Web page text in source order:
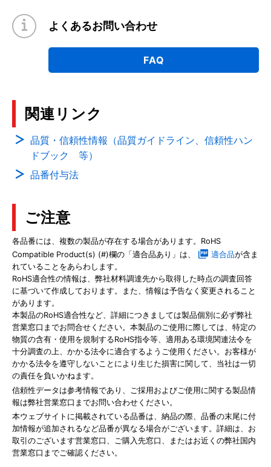
よくあるお問い合わせ
FAQ
関連リンク
品質・信頼性情報（品質ガイドライン、信頼性ハン
ドブック 等）
品番付与法
ご注意
各品番には、複数の製品が存在する場合があります。RoHS
Compatible Product(s) (#)欄の「適合品あり」は、
適合品が含ま
れていることをあらわします。
RoHS適合性の情報は、弊社材料調達先から取得した時点の調査回答
に基づいて作成しております。また、情報は予告なく変更されること
があります。
本製品のRoHS適合性など、詳細につきましては製品個別に必ず弊社
営業窓口までお問合せください。本製品のご使用に際しては、特定の
物質の含有・使用を規制するRoHS指令等、適用ある環境関連法令を
十分調査の上、かかる法令に適合するようご使用ください。お客様が
かかる法令を遵守しないことにより生じた損害に関して、当社は一切
の責任を負いかねます。
信頼性データは参考情報であり、ご採用およびご使用に関する製品情
報は弊社営業窓口までお問い合わせください。
本ウェブサイトに掲載されている品番は、納品の際、品番の末尾に付
加情報が追加されるなど品番が異なる場合がございます。詳細は、お
取引のございます営業窓口、ご購入先窓口、またはお近くの弊社国内
営業窓口までご確認ください。